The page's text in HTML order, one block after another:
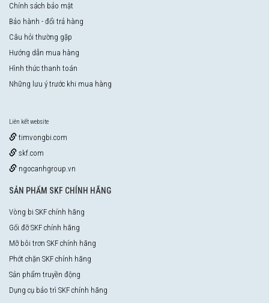
Chính sách bảo mật
Bảo hành - đổi trả hàng
Câu hỏi thường gặp
Hướng dẫn mua hàng
Hình thức thanh toán
Những lưu ý trước khi mua hàng
Liên kết website
timvongbi.com
skf.com
ngocanhgroup.vn
SẢN PHẨM SKF CHÍNH HÃNG
Vòng bi SKF chính hãng
Gối đỡ SKF chính hãng
Mỡ bôi trơn SKF chính hãng
Phớt chặn SKF chính hãng
Sản phẩm truyền động
Dụng cụ bảo trì SKF chính hãng